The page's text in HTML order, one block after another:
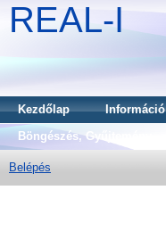
REAL-I
Kezdőlap Információ
Böngészés, Gyűjtemény
Belépés